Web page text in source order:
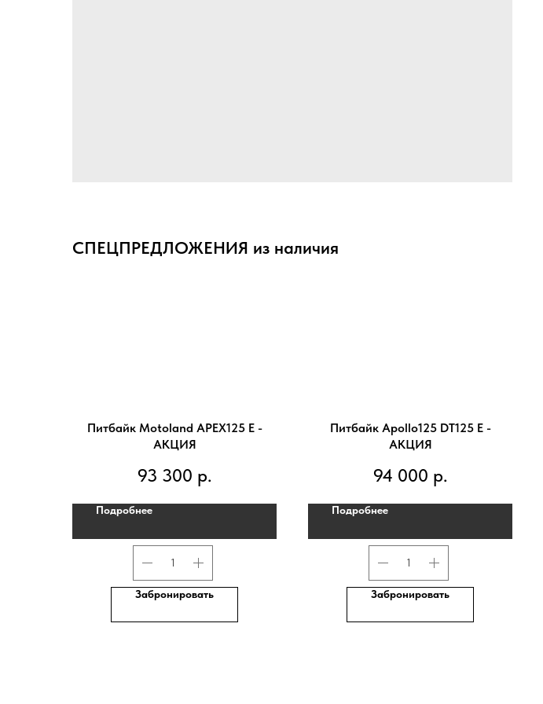
СПЕЦПРЕДЛОЖЕНИЯ из наличия
Питбайк Motoland APEX125 E -
АКЦИЯ
93 300 р.
Подробнее
Забронировать
Питбайк Apollo125 DT125 E -
АКЦИЯ
94 000 р.
Подробнее
Забронировать